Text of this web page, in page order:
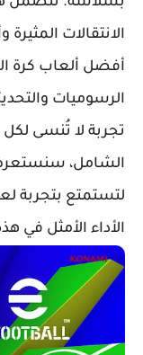
الانتقالات
أفضل ألعاب كرة
الرسوميات
تجربة لا تُنسى
الشامل، سنستعرض
لتستمتع بتجربة
الأداء الأمثل في